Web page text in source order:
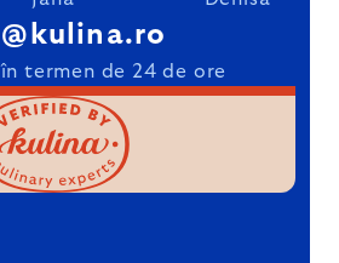
în termen de 24 de ore